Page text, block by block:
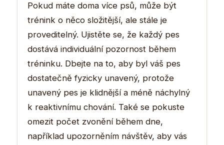
Pokud máte doma více psů, může být
trénink o něco složitější, ale stále je
proveditelný. Ujistěte se, že každý pes
dostává individuální pozornost během
tréninku. Dbejte na to, aby byl váš pes
dostatečně fyzicky unavený, protože
unavený pes je klidnější a méně náchylný
k reaktivnímu chování. Také se pokuste
omezit počet zvonění během dne,
například upozorněním návštěv, aby vás